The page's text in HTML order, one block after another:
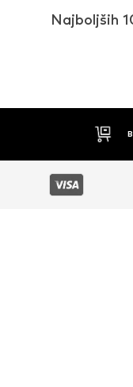
Najboljših